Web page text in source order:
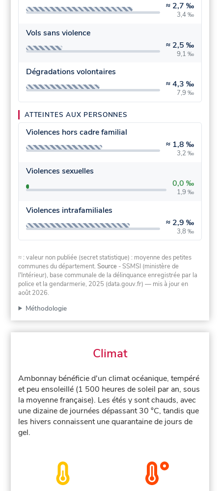
≈ 2,7 ‰
3,4 ‰
Vols sans violence
≈ 2,5 ‰
9,1 ‰
Dégradations volontaires
≈4,3 ‰
7,9 ‰
ATTEINTES AUX PERSONNES
Violences hors cadre familial
≈ 1,8 ‰
3,2 ‰
Violences sexuelles
0,0 ‰
1,9 ‰
Violences intrafamiliales
≈ 2,9 ‰
3,8 ‰
≈ : valeur non publiée (secret statistique) : moyenne des petites
communes du département.Source - SSMSI (ministère de
l'Intérieur), base communale de la délinquance enregistrée par la
police et la gendarmerie, 2025 (data.gouv.fr) — mis à jour en
août 2026.
Méthodologie
Climat
Ambonnay bénéficie d'un climat océanique, tempéré
et peu ensoleillé (1 500 heures de soleil par an, sous
la moyenne française). Les étés y sont chauds, avec
une dizaine de journées dépassant 30 °C, tandis que
les hivers connaissent une quarantaine de jours de
gel.